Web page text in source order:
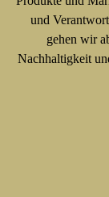
und
gehen wir
Nachhaltigkeit